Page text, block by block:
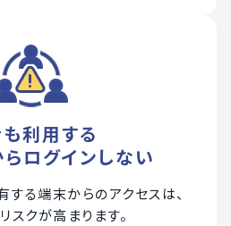
利用する
ログインしない
る端末からのアクセスは、
スクが高まります。